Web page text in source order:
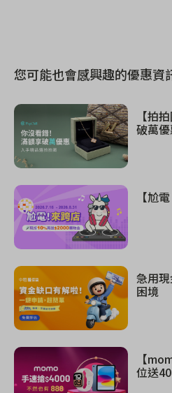
您可能也會感興趣的優惠資
【拍
破萬
【尬
急用
困境
【
位送